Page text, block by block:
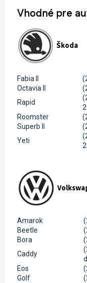
Vhodné pre
Škoda
Fabia II
Octavia II
Rapid
Roomster
Superb II
Yeti
Amarok
Beetle
Bora
Caddy
Eos
Golf